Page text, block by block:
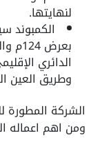
لنهايتها.
الكمبوند
بعرض
الدائري
وطريق العين
الشركة المطورة
ومن اهم اعماله